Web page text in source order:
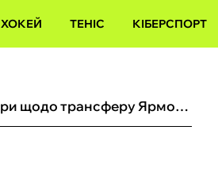
ХОКЕЙ ТЕНІС КІБЕРСПОРТ
Галатасарай розпочав переговори щодо трансферу Ярмолюка: яку суму Брентфорд вимагає за українця